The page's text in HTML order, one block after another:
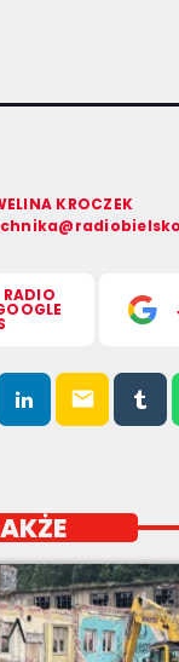
KROCZEK
RADIO
email